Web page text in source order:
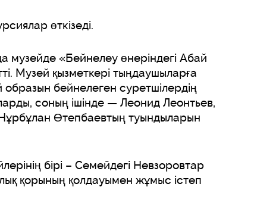
өткізеді.
«Бейнелеу өнеріндегі Абай
Музей қызметкері тыңдаушыларға
бейнелеген суретшілердің
соның ішінде — Леонид Леонтьев,
Өтепбаевтың туындыларын
бірі – Семейдегі Невзоровтар
қорының қолдауымен жұмыс істеп